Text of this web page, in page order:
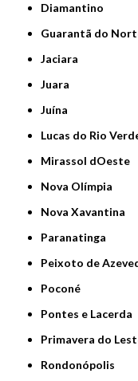
Diamantino
Guarantã do
Jaciara
Juara
Juína
Lucas do Rio
Mirassol dOeste
Nova Olímpia
Nova Xavantina
Paranatinga
Peixoto de
Poconé
Pontes e Lacerda
Primavera do
Rondonópolis